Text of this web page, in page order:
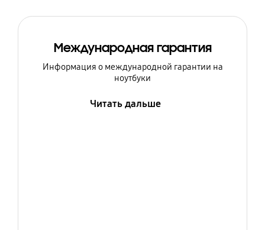
Международная гарантия
Информация о международной гарантии на
ноутбуки
Читать дальше